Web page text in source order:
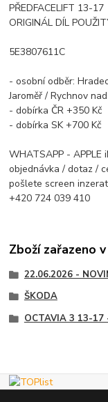
PŘEDFACELIFT 13-17
ORIGINÁL DÍL
5E3807611C
- osobní odběr:
Jaroměř / Rychnov
- dobírka ČR +350 Kč
- dobírka SK +700 Kč
WHATSAPP - APPLE
objednávka / dotaz /
pošlete screen
+420 724 039 410
Zboží zařazeno
22.06.2026 -
ŠKODA
OCTAVIA 3 13-17